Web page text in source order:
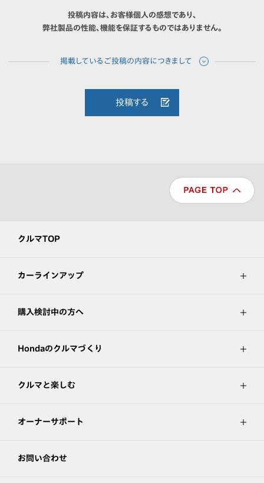
投稿内容は、お客様個人の感想であり、
弊社製品の性能、機能を保証するものではありません。
投稿する
クルマTOP
カーラインアップ
購入検討中の方へ
Hondaのクルマづくり
クルマと楽しむ
オーナーサポート
お問い合わせ